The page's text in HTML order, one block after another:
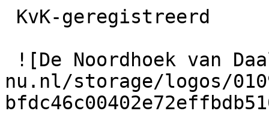
nu.nl/storage/logos/